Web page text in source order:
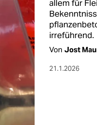
allem für
irreführend.
Von Jost
21.1.2026